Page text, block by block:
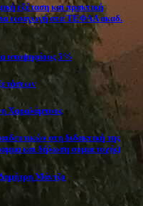
εξέταση και πρακτική
εισαγωγή στα ΤΕΦΑΑ ακαδ.
υποψηφίους 5%
Χαραλάμπους
στη διδακτική της
και δήλωση συμμετοχής)
Μάντζο